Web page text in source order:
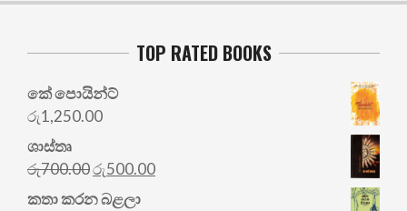
TOP RATED BOOKS
කේ පොයින්ට්
රු1,250.00
ශාස්තෘ
රු700.00Original
price
රු500.00Current
කතා කරන බළලා